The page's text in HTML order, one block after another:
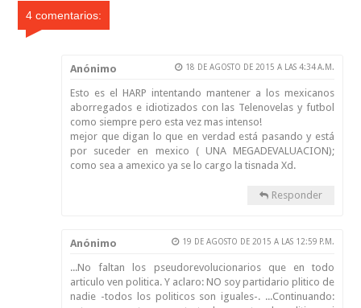
4 comentarios:
Anónimo 18 DE AGOSTO DE 2015 A LAS 4:34 A.M.
Esto es el HARP intentando mantener a los mexicanos
aborregados e idiotizados con las Telenovelas y futbol
como siempre pero esta vez mas intenso!
mejor que digan lo que en verdad está pasando y está
por suceder en mexico ( UNA MEGADEVALUACION);
como sea a amexico ya se lo cargo la tisnada Xd.
Responder
Anónimo 19 DE AGOSTO DE 2015 A LAS 12:59 P.M.
...No faltan los pseudorevolucionarios que en todo
articulo ven politica. Y aclaro: NO soy partidario plitico de
nadie -todos los politicos son iguales-. ...Continuando: